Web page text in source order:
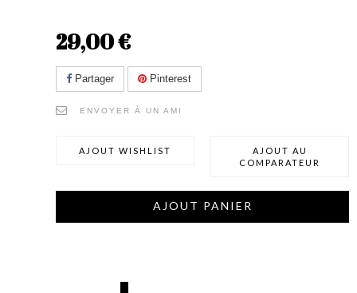
29,00 €
Partager Pinterest
ENVOYER À UN AMI
AJOUT WISHLIST
AJOUT AU
COMPARATEUR
AJOUT PANIER